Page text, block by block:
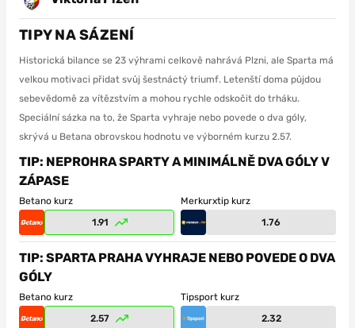
TIPY NA SÁZENÍ
Historická bilance se 23 výhrami celkově nahrává Plzni, ale Sparta má
velkou motivaci přidat svůj šestnáctý triumf. Letenští doma půjdou
sebevědomě za vítězstvím a mohou rychle odskočit do trháku.
Speciální sázka na to, že Sparta vyhraje nebo povede o dva góly,
skrývá u Betana obrovskou hodnotu ve výborném kurzu 2.57.
TIP: NEPROHRA SPARTY A MINIMÁLNĚ DVA GÓLY V
ZÁPASE
Betano kurz
1.91
Merkurxtip kurz
1.76
TIP: SPARTA PRAHA VYHRAJE NEBO POVEDE O DVA
GÓLY
Betano kurz
2.57
Tipsport kurz
2.32